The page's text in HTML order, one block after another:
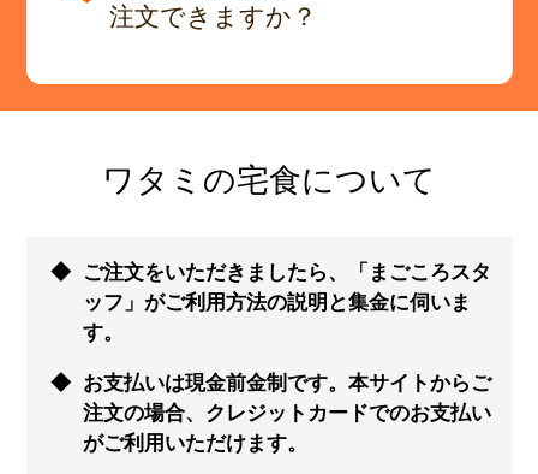
注文できますか？
ワタミの宅食について
ご注文をいただきましたら、「まごころスタ
ッフ」がご利用方法の説明と集金に伺いま
す。
お支払いは現金前金制です。本サイトからご
注文の場合、クレジットカードでのお支払い
がご利用いただけます。